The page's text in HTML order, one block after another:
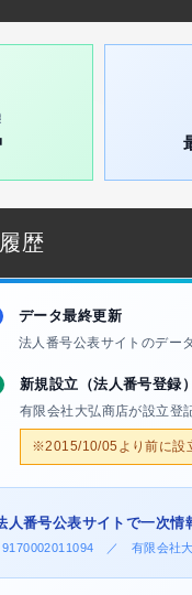
歴
データ最終更新
法人番号公表サイトのデー
新規設立（法人番号登録）
有限会社大弘商店が設立登
※2015/10/05より前に設
人番号公表サイトで一次情
9170002011094 ／ 有限会社大